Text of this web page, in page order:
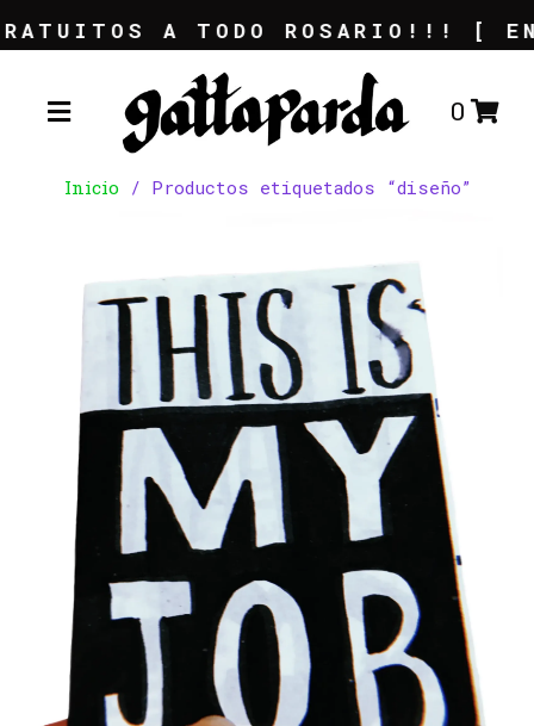
A TODO ROSARIO!!! [ EN
0
Inicio / Productos etiquetados “diseño”